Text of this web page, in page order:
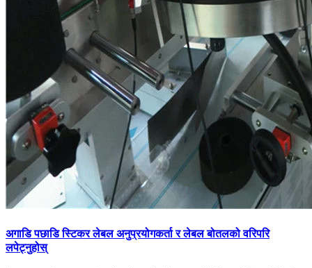
अगाडि पछाडि स्टिकर लेबल अनुप्रयोगकर्ता र लेबल बोतलको वरिपरि
लपेट्नुहोस्